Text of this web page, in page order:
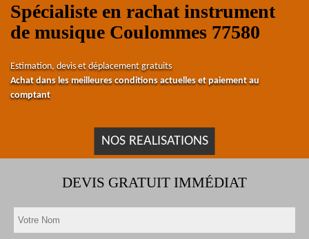
Spécialiste en rachat instrument
de musique Coulommes 77580
Estimation, devis et déplacement gratuits
Achat dans les meilleures conditions actuelles et paiement au
comptant
NOS REALISATIONS
DEVIS GRATUIT IMMÉDIAT